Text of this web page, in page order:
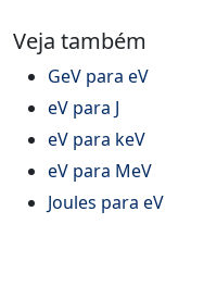
Veja também
GeV para eV
eV para J
eV para keV
eV para MeV
Joules para eV